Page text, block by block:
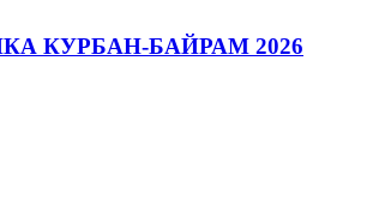
КУРБАН-БАЙРАМ 2026